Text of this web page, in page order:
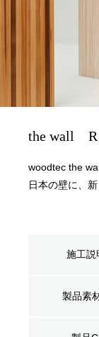
the wall R
woodtec the
日本の壁に、新
施工説
製品素